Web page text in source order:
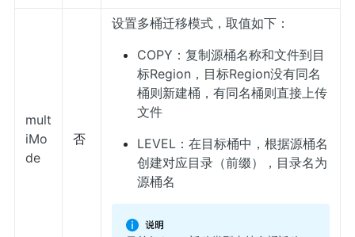
mult
iMo
de
否
设置多桶迁移模式，取值如下：
COPY：复制源桶名称和文件到目
标Region，目标Region没有同名
桶则新建桶，有同名桶则直接上传
文件
LEVEL：在目标桶中，根据源桶名
创建对应目录（前缀），目录名为
源桶名